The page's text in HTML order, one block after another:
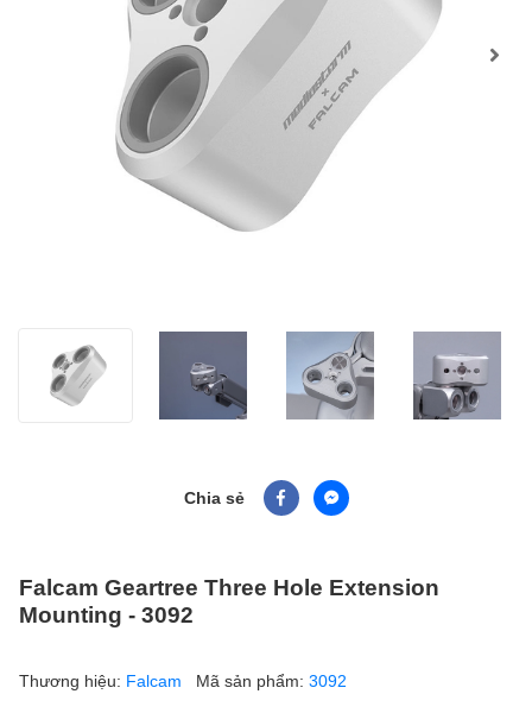
Chia sẻ
Falcam Geartree Three Hole Extension
Mounting - 3092
Thương hiệu: Falcam Mã sản phẩm: 3092